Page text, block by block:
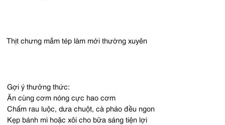
Thịt chưng mắm tép làm mới thường xuyên
Gợi ý thưởng thức:
Ăn cùng cơm nóng cực hao cơm
Chấm rau luộc, dưa chuột, cà pháo đều ngon
Kẹp bánh mì hoặc xôi cho bữa sáng tiện lợi